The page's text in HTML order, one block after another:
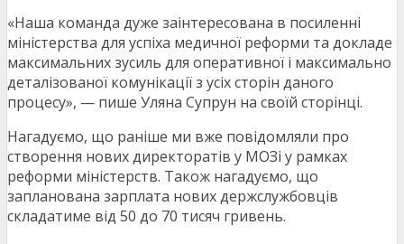
«Наша команда дуже заінтересована в посиленні
міністерства для успіха медичної реформи та докладе
максимальних зусиль для оперативної і максимально
деталізованої комунікації з усіх сторін даного
процесу», — пише Уляна Супрун на своїй сторінці.
Нагадуємо, що раніше ми вже повідомляли про
створення нових директоратів у МОЗі у рамках
реформи міністерств. Також нагадуємо, що
запланована зарплата нових держслужбовців
складатиме від 50 до 70 тисяч гривень.